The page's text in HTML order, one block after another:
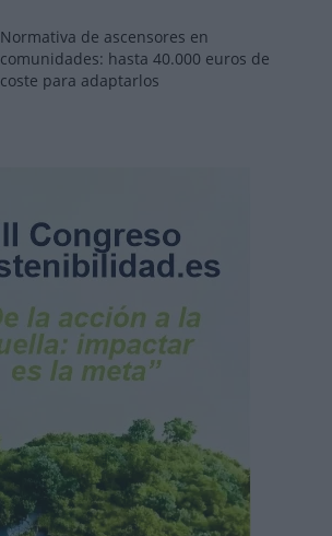
Normativa de ascensores en
comunidades: hasta 40.000 euros de
coste para adaptarlos